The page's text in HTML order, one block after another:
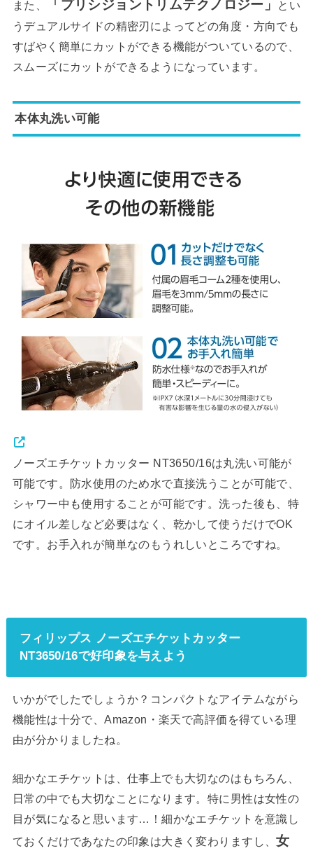
また、
「プリシジョントリムテクノロジー」
とい
うデュアルサイドの精密刃によってどの角度・方向でも
すばやく簡単にカットができる機能がついているので、
スムーズにカットができるようになっています。
本体丸洗い可能
ノーズエチケットカッター NT3650/16は丸洗い可能が
可能です。防水使用のため水で直接洗うことが可能で、
シャワー中も使用することが可能です。洗った後も、特
にオイル差しなど必要はなく、乾かして使うだけでOK
です。お手入れが簡単なのもうれしいところですね。
フィリップス ノーズエチケットカッター
NT3650/16で好印象を与えよう
いかがでしたでしょうか？コンパクトなアイテムながら
機能性は十分で、Amazon・楽天で高評価を得ている理
由が分かりましたね。
細かなエチケットは、仕事上でも大切なのはもちろん、
日常の中でも大切なことになります。特に男性は女性の
目が気になると思います…！細かなエチケットを意識し
ておくだけであなたの印象は大きく変わりますし、女